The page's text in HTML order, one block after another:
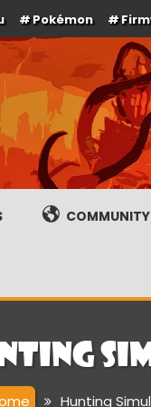
Pokémon
COMMUNITY
Hunting